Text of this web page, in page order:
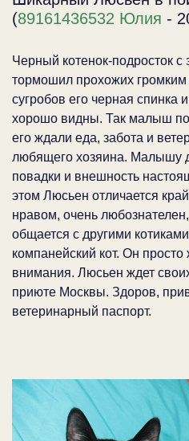
(89161436532 Юлия -
Черный котенок-подросток с
тормошил прохожих
сугробов его черная спинка
хорошо видны. Так малыш
его ждали еда, забота и
любящего хозяина. Малышу
повадки и внешность
этом Люсьен отличается
нравом, очень
общается с другими
компанейский кот. Он просто
внимания. Люсьен ждет
приюте Москвы. Здоров,
ветеринарный паспорт.